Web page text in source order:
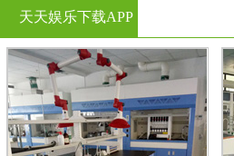
天天娱乐下载APP
官方看黄片